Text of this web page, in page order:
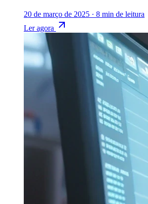
20 de março de 2025 · 8 min de leitura
Ler agora